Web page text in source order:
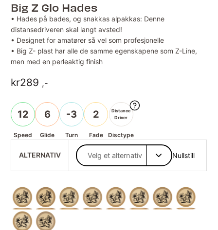
Big Z Glo Hades
• Hades på bades, og snakkas alpakkas: Denne
distansedriveren skal langt avsted!
• Designet for amatører så vel som profesjonelle
• Big Z- plast har alle de samme egenskapene som Z-Line,
men med en perleaktig finish
kr289 ,-
12
Speed
6
Glide
-3
Turn
2
Fade
Distance
Driver
Disctype
ALTERNATIV Nullstill